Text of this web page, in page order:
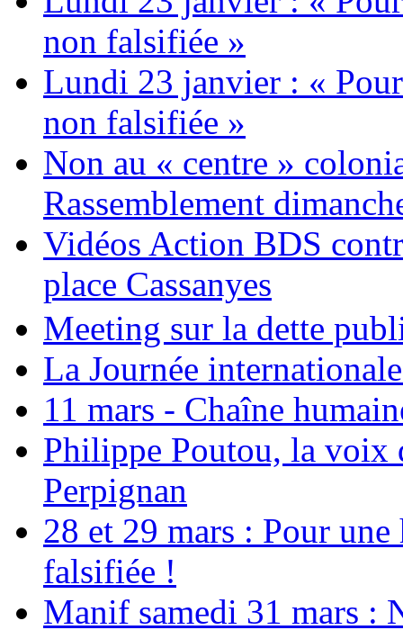
non falsifiée »
Lundi 23 janvier : «
non falsifiée »
Non au « centre »
Rassemblement
Vidéos Action BDS
place Cassanyes
Meeting sur la dette
La Journée
11 mars - Chaîne
Philippe Poutou, la voix
Perpignan
28 et 29 mars : Pour
falsifiée !
Manif samedi 31 mars :